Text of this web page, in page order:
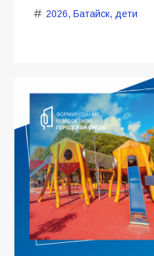
2026, Батайск, дети